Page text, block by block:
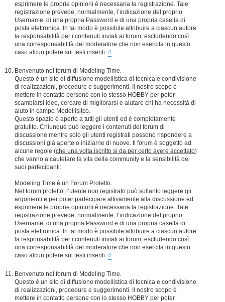
esprimere le proprie opinioni è necessaria la registrazione. Tale
registrazione prevede, normalmente, l’indicazione del proprio
Username, di una propria Password e di una propria casella di
posta elettronica. In tal modo è possibile attribuire a ciascun autore
la responsabilità per i contenuti inviati ai forum, escludendo così
una corresponsabilità del moderatore che non esercita in questo
caso alcun potere sui testi inseriti. #
Benvenuto nel forum di Modeling Time.
Questo è un sito di diffusione modellistica di tecnica e condivisione
di realizzazioni, procedure e suggerimenti. Il nostro scopo è
mettere in contatto persone con lo stesso HOBBY per poter
scambiarsi idee, cercare di migliorarsi e aiutare chi ha necessità di
aiuto in campo Modellisitco.
Questo spazio è aperto a tutti gli utenti ed è completamente
gratutito. Chiunque può leggere i contenuti del forum di
discussione mentre solo gli utenti registrati possono rispondere a
discussioni già aperte o iniziarne di nuove. Il forum è soggetto ad
alcune regole (che una volta iscritto si da per certo avere accettato)
che vanno a cautelare la vita della community e la sensibilità dei
suoi partecipanti:
Modeling Time è un Forum Protetto.
Nel forum protetto, l’utente non registrato può soltanto leggere gli
argomenti e per poter partecipare attivamente alla discussione ed
esprimere le proprie opinioni è necessaria la registrazione. Tale
registrazione prevede, normalmente, l’indicazione del proprio
Username, di una propria Password e di una propria casella di
posta elettronica. In tal modo è possibile attribuire a ciascun autore
la responsabilità per i contenuti inviati ai forum, escludendo così
una corresponsabilità del moderatore che non esercita in questo
caso alcun potere sui testi inseriti. #
Benvenuto nel forum di Modeling Time.
Questo è un sito di diffusione modellistica di tecnica e condivisione
di realizzazioni, procedure e suggerimenti. Il nostro scopo è
mettere in contatto persone con lo stesso HOBBY per poter